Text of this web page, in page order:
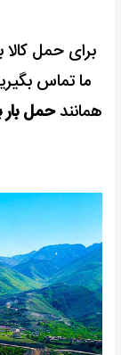
برای حمل کالا
ما تماس
همانندحمل بار